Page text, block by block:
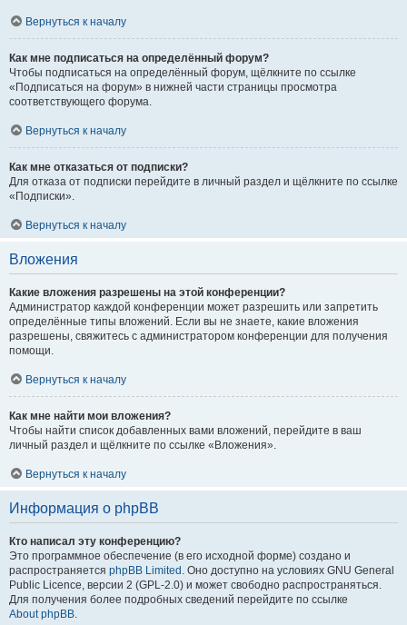
Вернуться к началу
Как мне подписаться на определённый форум?
Чтобы подписаться на определённый форум, щёлкните по ссылке
«Подписаться на форум» в нижней части страницы просмотра
соответствующего форума.
Вернуться к началу
Как мне отказаться от подписки?
Для отказа от подписки перейдите в личный раздел и щёлкните по ссылке
«Подписки».
Вернуться к началу
Вложения
Какие вложения разрешены на этой конференции?
Администратор каждой конференции может разрешить или запретить
определённые типы вложений. Если вы не знаете, какие вложения
разрешены, свяжитесь с администратором конференции для получения
помощи.
Вернуться к началу
Как мне найти мои вложения?
Чтобы найти список добавленных вами вложений, перейдите в ваш
личный раздел и щёлкните по ссылке «Вложения».
Вернуться к началу
Информация о phpBB
Кто написал эту конференцию?
Это программное обеспечение (в его исходной форме) создано и
распространяется phpBB Limited . Оно доступно на условиях GNU General
Public Licence, версии 2 (GPL-2.0) и может свободно распространяться.
Для получения более подробных сведений перейдите по ссылке
About phpBB.